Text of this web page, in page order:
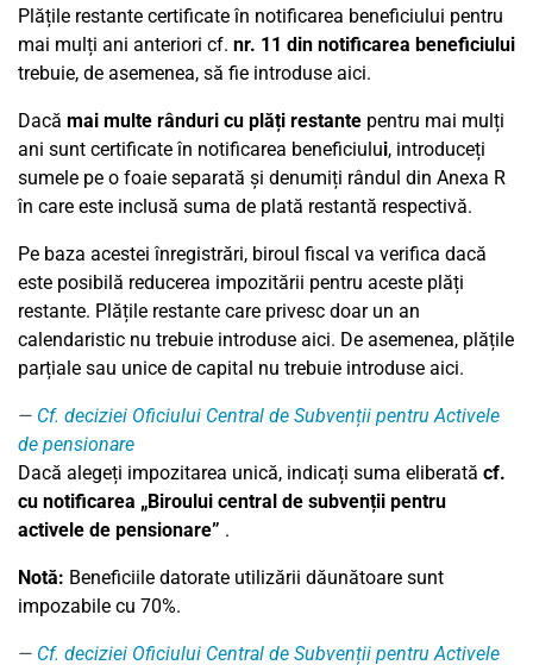
Plățile restante certificate în notificarea beneficiului pentru
mai mulți ani anteriori cf. nr. 11 din notificarea beneficiului
trebuie, de asemenea, să fie introduse aici.
Dacă mai multe rânduri cu plăți restante pentru mai mulți
ani sunt certificate în notificarea beneficiului, introduceți
sumele pe o foaie separată și denumiți rândul din Anexa R
în care este inclusă suma de plată restantă respectivă.
Pe baza acestei înregistrări, biroul fiscal va verifica dacă
este posibilă reducerea impozitării pentru aceste plăți
restante. Plățile restante care privesc doar un an
calendaristic nu trebuie introduse aici. De asemenea, plățile
parțiale sau unice de capital nu trebuie introduse aici.
Cf. deciziei Oficiului Central de Subvenții pentru Activele
de pensionare
Dacă alegeți impozitarea unică, indicați suma eliberată cf.
cu notificarea „Biroului central de subvenții pentru
activele de pensionare” .
Notă: Beneficiile datorate utilizării dăunătoare sunt
impozabile cu 70%.
Cf. deciziei Oficiului Central de Subvenții pentru Activele